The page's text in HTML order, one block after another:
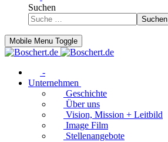
Suchen
Suchen
Mobile Menu Toggle
-
Unternehmen
Geschichte
Über uns
Vision, Mission + Leitbild
Image Film
Stellenangebote